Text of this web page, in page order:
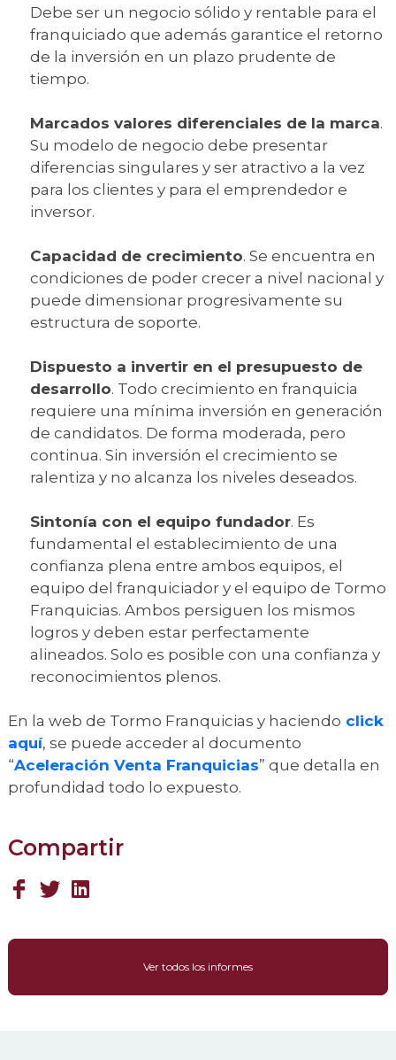
Debe ser un negocio sólido y rentable para el
franquiciado que además garantice el retorno
de la inversión en un plazo prudente de
tiempo.
Marcados valores diferenciales de la marca.
Su modelo de negocio debe presentar
diferencias singulares y ser atractivo a la vez
para los clientes y para el emprendedor e
inversor.
Capacidad de crecimiento. Se encuentra en
condiciones de poder crecer a nivel nacional y
puede dimensionar progresivamente su
estructura de soporte.
Dispuesto a invertir en el presupuesto de
desarrollo. Todo crecimiento en franquicia
requiere una mínima inversión en generación
de candidatos. De forma moderada, pero
continua. Sin inversión el crecimiento se
ralentiza y no alcanza los niveles deseados.
Sintonía con el equipo fundador. Es
fundamental el establecimiento de una
confianza plena entre ambos equipos, el
equipo del franquiciador y el equipo de Tormo
Franquicias. Ambos persiguen los mismos
logros y deben estar perfectamente
alineados. Solo es posible con una confianza y
reconocimientos plenos.
En la web de Tormo Franquicias y haciendo click
aquí, se puede acceder al documento
“Aceleración Venta Franquicias” que detalla en
profundidad todo lo expuesto.
Compartir
Ver todos los informes